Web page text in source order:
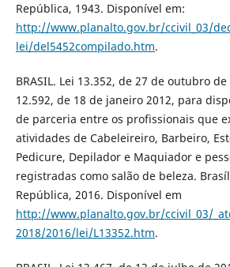
República, 1943. Disponível em:
http://www.planalto.gov.br/ccivil_03/
lei/del5452compilado.htm.
BRASIL. Lei 13.352, de 27 de outubro
12.592, de 18 de janeiro 2012, para
de parceria entre os profissionais que
atividades de Cabeleireiro, Barbeiro,
Pedicure, Depilador e Maquiador e
registradas como salão de beleza.
República, 2016. Disponível em
http://www.planalto.gov.br/ccivil_03/
2018/2016/lei/L13352.htm.